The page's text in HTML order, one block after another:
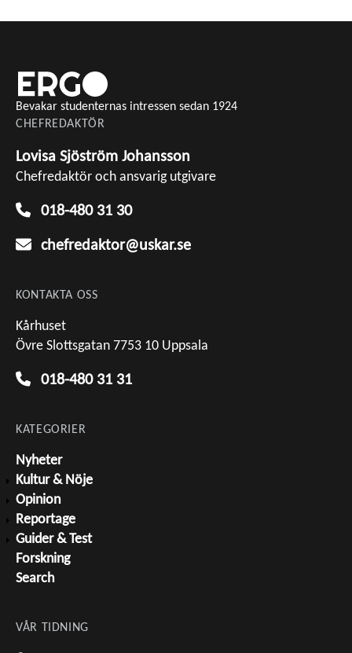
Bevakar studenternas intressen sedan 1924
CHEFREDAKTÖR
Lovisa Sjöström Johansson
Chefredaktör och ansvarig utgivare
018-480 31 30
chefredaktor@uskar.se
KONTAKTA OSS
Kårhuset
Övre Slottsgatan 7753 10 Uppsala
018-480 31 31
KATEGORIER
Nyheter
Kultur & Nöje
Opinion
Reportage
Guider & Test
Forskning
Search
VÅR TIDNING